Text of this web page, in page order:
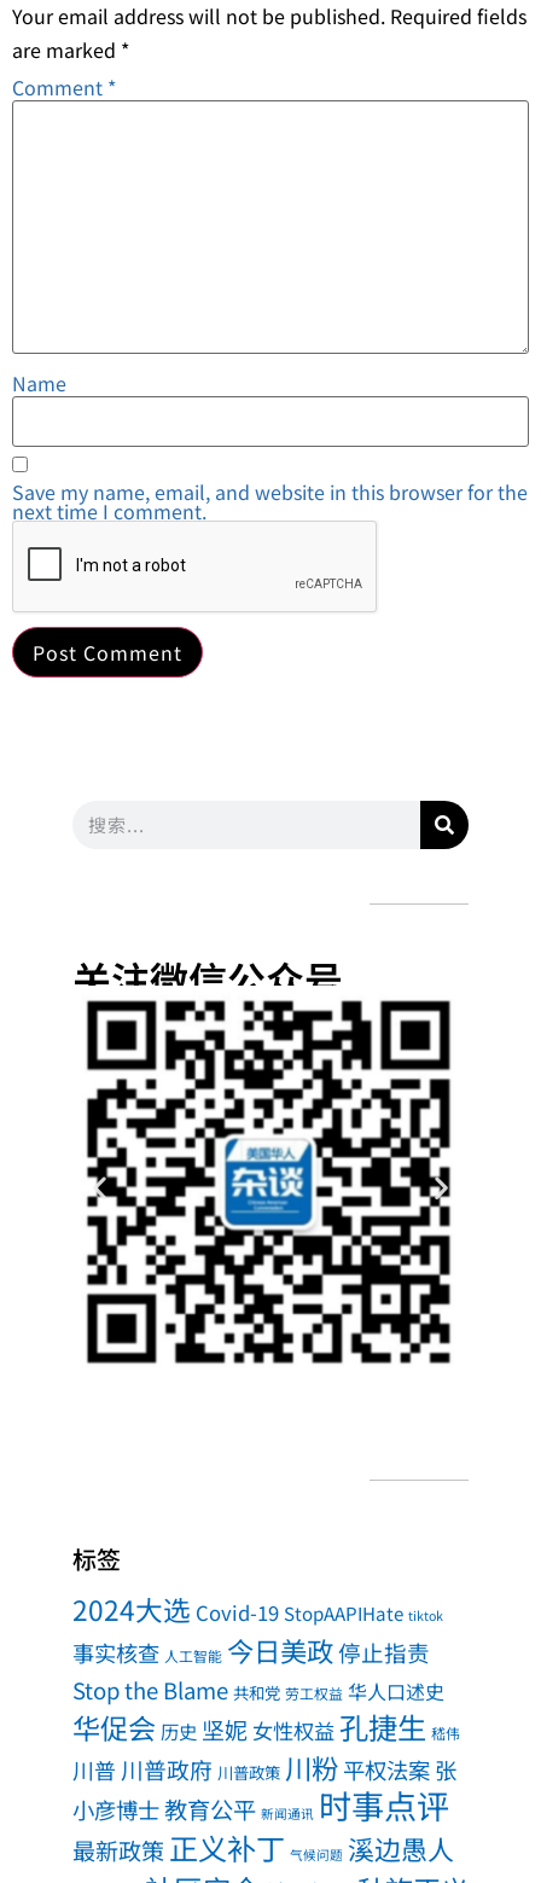
Your email address will not be published. Required fields
are marked *
Comment *
Name
Save my name, email, and website in this browser for the
next time I comment.
关注微信公众号
标签
2024大选 Covid-19 StopAAPIHate tiktok
事实核查 人工智能 今日美政停止指责
Stop the Blame 共和党 劳工权益 华人口述史
华促会 历史 坚妮 女性权益 孔捷生 嵇伟
川普 川普政府 川普政策 川粉平权法案张
小彦博士教育公平 新闻通讯 时事点评
最新政策正义补丁 气候问题 溪边愚人